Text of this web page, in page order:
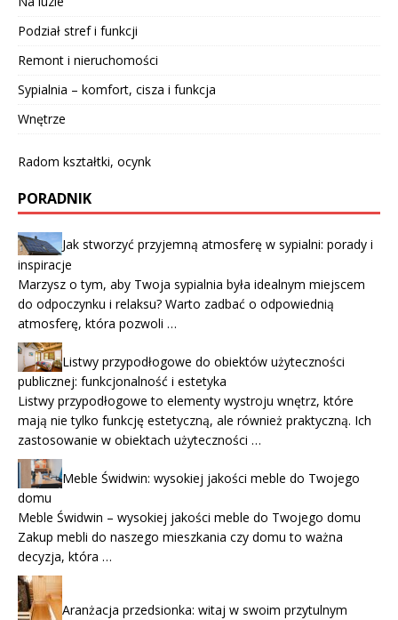
Podział stref i funkcji
Remont i nieruchomości
Sypialnia – komfort, cisza i funkcja
Wnętrze
Radom kształtki, ocynk
PORADNIK
Jak stworzyć przyjemną atmosferę w sypialni: porady i
inspiracje
Marzysz o tym, aby Twoja sypialnia była idealnym miejscem
do odpoczynku i relaksu? Warto zadbać o odpowiednią
atmosferę, która pozwoli …
Listwy przypodłogowe do obiektów użyteczności
publicznej: funkcjonalność i estetyka
Listwy przypodłogowe to elementy wystroju wnętrz, które
mają nie tylko funkcję estetyczną, ale również praktyczną. Ich
zastosowanie w obiektach użyteczności …
Meble Świdwin: wysokiej jakości meble do Twojego
domu
Meble Świdwin – wysokiej jakości meble do Twojego domu
Zakup mebli do naszego mieszkania czy domu to ważna
decyzja, która …
Aranżacja przedsionka: witaj w swoim przytulnym